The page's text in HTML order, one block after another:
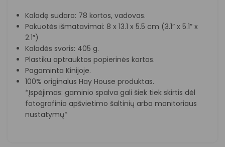
Kaladę sudaro: 78 kortos, vadovas.
Pakuotės išmatavimai: 8 x 13.1 x 5.5 cm (3.1” x 5.1” x
2.1″)
Kaladės svoris: 405 g.
Plastiku aptrauktos popierinės kortos.
Pagaminta Kinijoje.
100% originalus Hay House produktas.
*Įspėjimas: gaminio spalva gali šiek tiek skirtis dėl
fotografinio apšvietimo šaltinių arba monitoriaus
nustatymų*